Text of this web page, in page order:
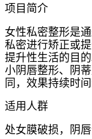
项目简介
女性私密整形是
私密进行矫正或
提升性生活的目
小阴唇整形、阴
同，效果持续时
适用人群
处女膜破损，阴